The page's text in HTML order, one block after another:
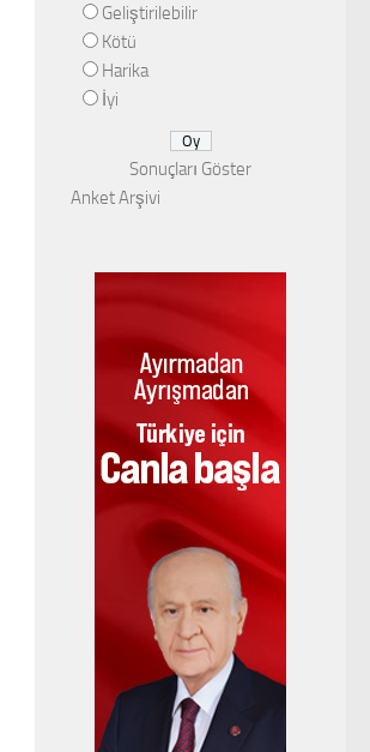
Geliştirilebilir
Kötü
Harika
İyi
Sonuçları Göster
Anket Arşivi